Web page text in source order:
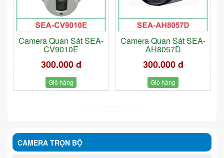
Camera Quan Sát SEA-
CV9010E
300.000 đ
Giỏ hàng
Camera Quan Sát SEA-
AH8057D
300.000 đ
Giỏ hàng
CAMERA TRỌN BỘ